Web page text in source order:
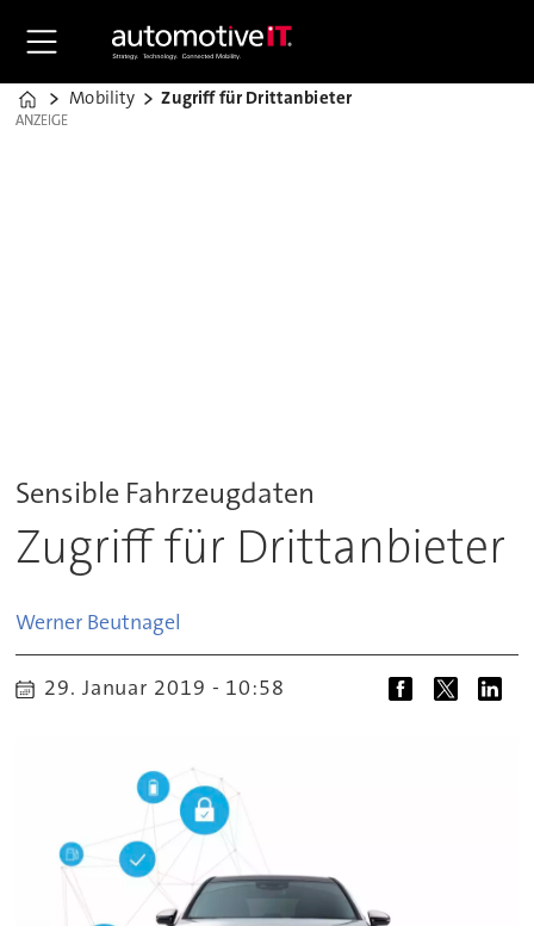
Home
Mobility Zugriff für Drittanbieter
ANZEIGE
ANZEIGE
Sensible Fahrzeugdaten
Zugriff für Drittanbieter
Werner Beutnagel
29. Januar 2019 - 10:58